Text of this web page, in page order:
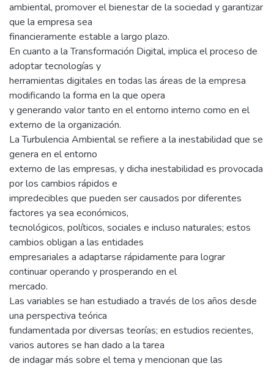
ambiental, promover el bienestar de la sociedad y garantizar
que la empresa sea
financieramente estable a largo plazo.
En cuanto a la Transformación Digital, implica el proceso de
adoptar tecnologías y
herramientas digitales en todas las áreas de la empresa
modificando la forma en la que opera
y generando valor tanto en el entorno interno como en el
externo de la organización.
La Turbulencia Ambiental se refiere a la inestabilidad que se
genera en el entorno
externo de las empresas, y dicha inestabilidad es provocada
por los cambios rápidos e
impredecibles que pueden ser causados por diferentes
factores ya sea económicos,
tecnológicos, políticos, sociales e incluso naturales; estos
cambios obligan a las entidades
empresariales a adaptarse rápidamente para lograr
continuar operando y prosperando en el
mercado.
Las variables se han estudiado a través de los años desde
una perspectiva teórica
fundamentada por diversas teorías; en estudios recientes,
varios autores se han dado a la tarea
de indagar más sobre el tema y mencionan que las